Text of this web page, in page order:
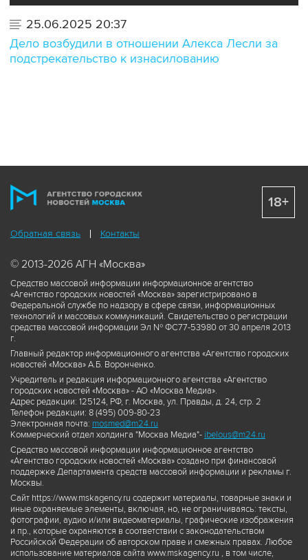
25.06.2025 20:37
Дело возбудили в отношении Алекса Лесли за
подстрекательство к изнасилованию
Обратная связь Контакты
© 2013-2026 АГН «Москва»
Средство массовой информации информационное агентство
«Агентство городских новостей «Москва» зарегистрировано в
Федеральной службе по надзору в сфере связи, информационных
технологий и массовых коммуникаций. Свидетельство о регистрации
средства массовой информации Эл № ФС77-53980 от 30 апреля 2013
г.
Главный редактор информационного агентства «Агентство городских
новостей «Москва» А.Б. Воронченко.
Учредитель и редакция информационного агентства «Агентство
городских новостей «Москва» - АО «Москва Медиа».
Адрес редакции: 125124, РФ, г. Москва, ул. Правды, д. 24, стр. 2
Телефон редакции: 8 (495) 009-80-23
Электронная почта: mosmed@m24.ru
Коммерческий отдел холдинга "Москва Медиа"- ibelous@m24.ru
Средство массовой информации информационное агентство
«Агентство городских новостей «Москва» создано при финансовой
поддержке Департамента средств массовой информации и рекламы г.
Москвы.
Сайт https://www.mskagency.ru содержит материалы, товарные знаки и
иные охраняемые элементы, включая, но, не ограничиваясь: тексты,
фотографии, аудио и/или видеоматериалы, графические изображения
и пр., которые охраняются в соответствии с законодательством
Российской Федерации об авторском праве и смежных правах. Любое
использование материалов сайта www.mskagency.ru , в том числе,
18+